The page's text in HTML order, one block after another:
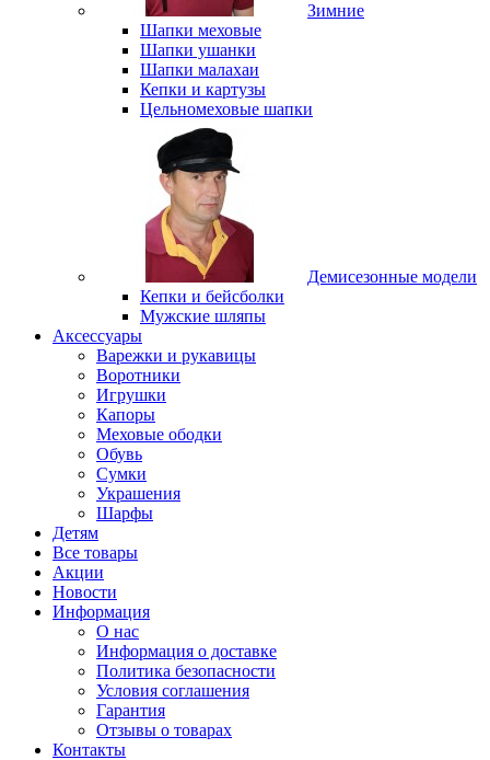
Зимние
Шапки меховые
Шапки ушанки
Шапки малахаи
Кепки и картузы
Цельномеховые шапки
Демисезонные модели
Кепки и бейсболки
Мужские шляпы
Аксессуары
Варежки и рукавицы
Воротники
Игрушки
Капоры
Меховые ободки
Обувь
Сумки
Украшения
Шарфы
Детям
Все товары
Акции
Новости
Информация
О нас
Информация о доставке
Политика безопасности
Условия соглашения
Гарантия
Отзывы о товарах
Контакты